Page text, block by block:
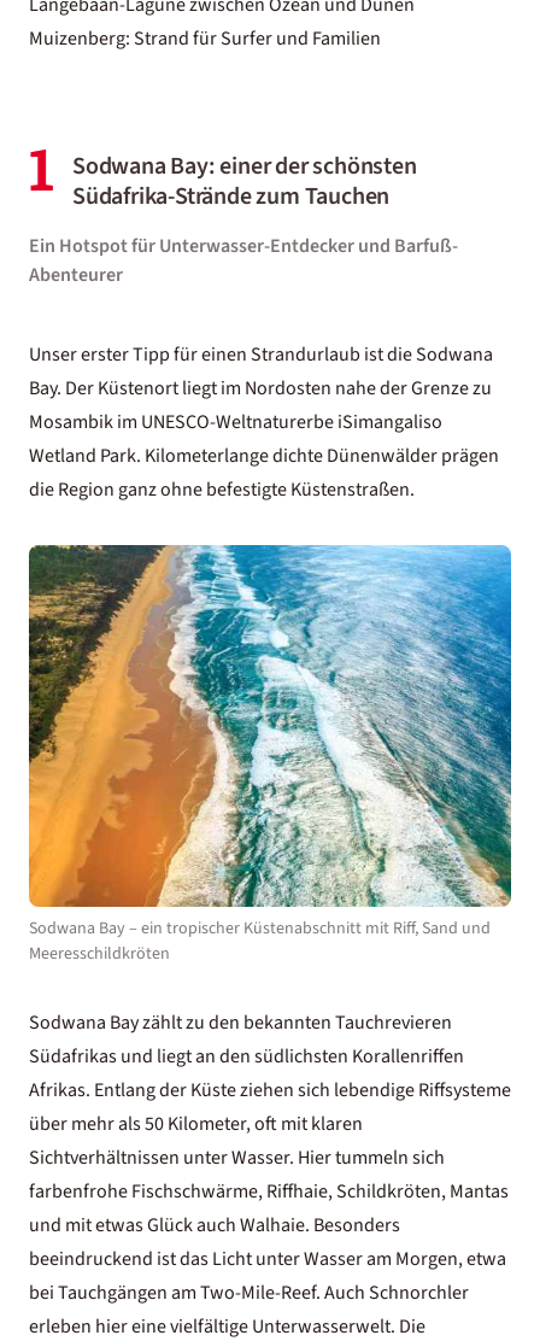
Muizenberg: Strand für Surfer und Familien
1
Sodwana Bay: einer der schönsten
Südafrika-Strände zum Tauchen
Ein Hotspot für Unterwasser-Entdecker und Barfuß-
Abenteurer
Unser erster Tipp für einenStrandurlaub ist die Sodwana
Bay. Der Küstenort liegt im Nordosten nahe der Grenze zu
Mosambik im UNESCO-Weltnaturerbe iSimangaliso
Wetland Park. Kilometerlange dichte Dünenwälder prägen
die Region ganz ohne befestigte Küstenstraßen.
Sodwana Bay – ein tropischer Küstenabschnitt mit Riff, Sand und
Meeresschildkröten
Sodwana Bay zählt zu den bekannten Tauchrevieren
Südafrikas und liegt an den südlichsten Korallenriffen
Afrikas. Entlang der Küste ziehen sich lebendige Riffsysteme
über mehr als 50 Kilometer, oft mit klaren
Sichtverhältnissen unter Wasser. Hier tummeln sich
farbenfrohe Fischschwärme, Riffhaie, Schildkröten, Mantas
und mit etwas Glück auch Walhaie. Besonders
beeindruckend ist das Licht unter Wasser am Morgen, etwa
bei Tauchgängen am Two-Mile-Reef. Auch Schnorchler
erleben hier eine vielfältige Unterwasserwelt. Die